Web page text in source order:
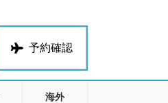
予約確認
海外